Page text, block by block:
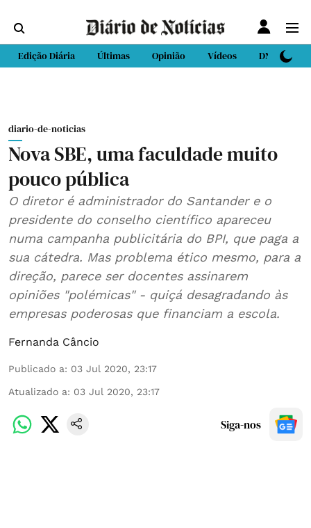
Edição Diária Últimas Opinião Vídeos DN Sport
diario-de-noticias
Nova SBE, uma faculdade muito
pouco pública
O diretor é administrador do Santander e o
presidente do conselho científico apareceu
numa campanha publicitária do BPI, que paga a
sua cátedra. Mas problema ético mesmo, para a
direção, parece ser docentes assinarem
opiniões "polémicas" - quiçá desagradando às
empresas poderosas que financiam a escola.
Fernanda Câncio
Publicado a: 03 Jul 2020, 23:17
Atualizado a: 03 Jul 2020, 23:17
Siga-nos